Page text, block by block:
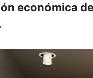
económica